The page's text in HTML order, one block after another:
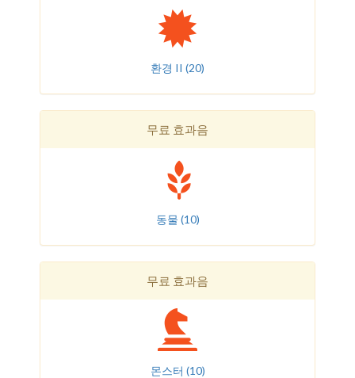
환경 II (20)
무료 효과음
동물 (10)
무료 효과음
몬스터 (10)